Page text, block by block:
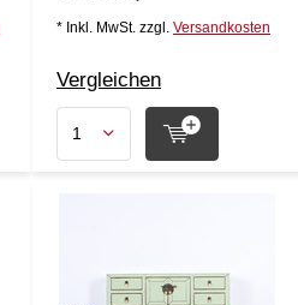
* Inkl. MwSt. zzgl. Versandkosten
Vergleichen